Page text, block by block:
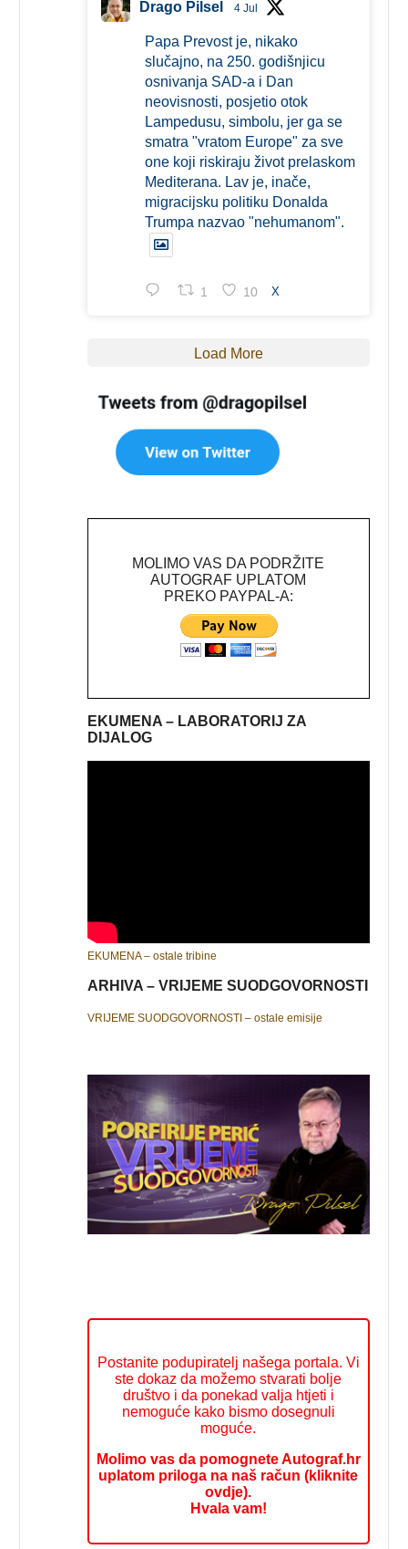
Drago Pilsel 4 Jul
Papa Prevost je, nikako
slučajno, na 250. godišnjicu
osnivanja SAD-a i Dan
neovisnosti, posjetio otok
Lampedusu, simbolu, jer ga se
smatra "vratom Europe" za sve
one koji riskiraju život prelaskom
Mediterana. Lav je, inače,
migracijsku politiku Donalda
Trumpa nazvao "nehumanom".
1 10 X
Load More
MOLIMO VAS DA PODRŽITE
AUTOGRAF UPLATOM
PREKO PAYPAL-A:
EKUMENA – LABORATORIJ ZA
DIJALOG
EKUMENA – ostale tribine
ARHIVA – VRIJEME SUODGOVORNOSTI
VRIJEME SUODGOVORNOSTI – ostale emisije
Postanite podupiratelj našega portala. Vi
ste dokaz da možemo stvarati bolje
društvo i da ponekad valja htjeti i
nemoguće kako bismo dosegnuli
moguće.
Molimo vas da pomognete Autograf.hr
uplatom priloga na naš račun (kliknite
ovdje).
Hvala vam!